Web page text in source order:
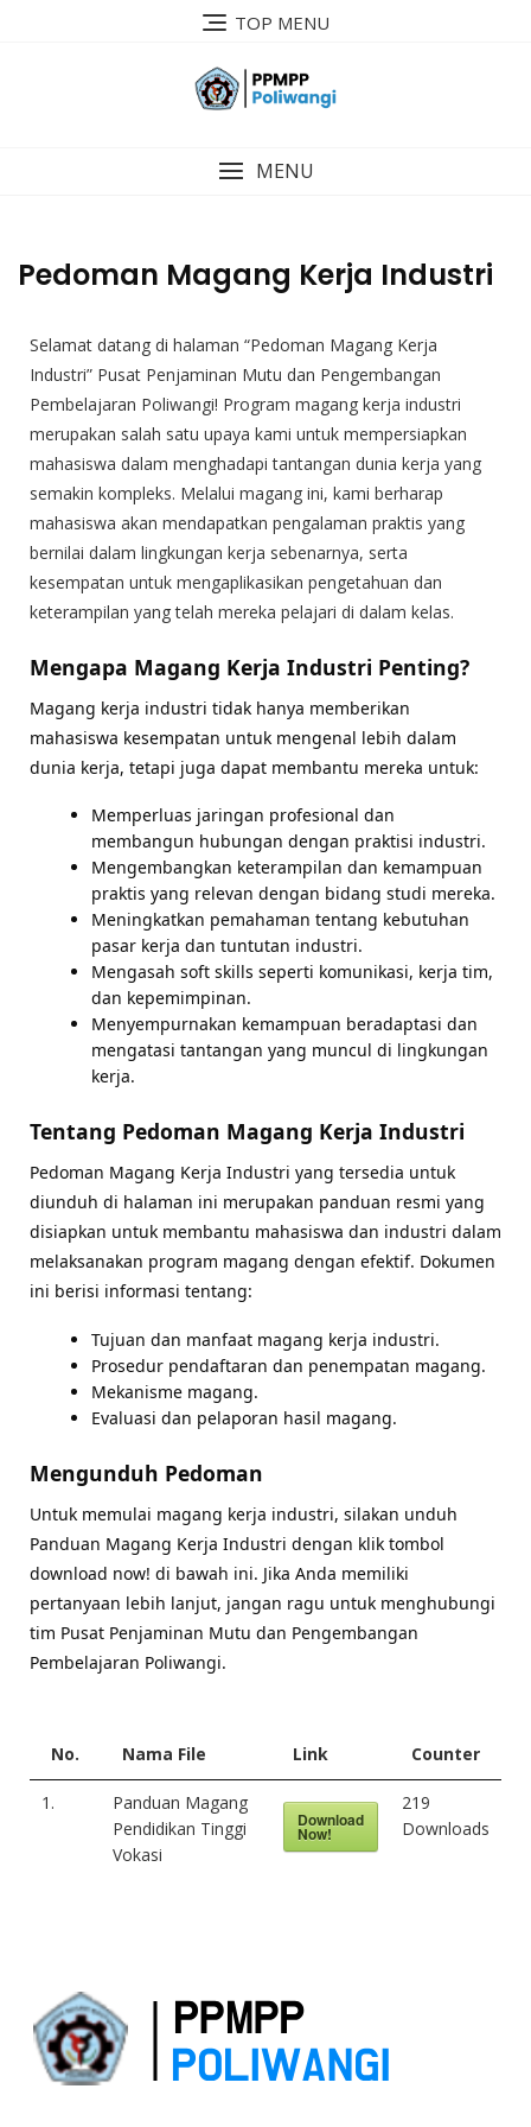
TOP MENU
MENU
Pedoman Magang Kerja Industri
Selamat datang di halaman “Pedoman Magang Kerja
Industri” Pusat Penjaminan Mutu dan Pengembangan
Pembelajaran Poliwangi! Program magang kerja industri
merupakan salah satu upaya kami untuk mempersiapkan
mahasiswa dalam menghadapi tantangan dunia kerja yang
semakin kompleks. Melalui magang ini, kami berharap
mahasiswa akan mendapatkan pengalaman praktis yang
bernilai dalam lingkungan kerja sebenarnya, serta
kesempatan untuk mengaplikasikan pengetahuan dan
keterampilan yang telah mereka pelajari di dalam kelas.
Mengapa Magang Kerja Industri Penting?
Magang kerja industri tidak hanya memberikan
mahasiswa kesempatan untuk mengenal lebih dalam
dunia kerja, tetapi juga dapat membantu mereka untuk:
Memperluas jaringan profesional dan
membangun hubungan dengan praktisi industri.
Mengembangkan keterampilan dan kemampuan
praktis yang relevan dengan bidang studi mereka.
Meningkatkan pemahaman tentang kebutuhan
pasar kerja dan tuntutan industri.
Mengasah soft skills seperti komunikasi, kerja tim,
dan kepemimpinan.
Menyempurnakan kemampuan beradaptasi dan
mengatasi tantangan yang muncul di lingkungan
kerja.
Tentang Pedoman Magang Kerja Industri
Pedoman Magang Kerja Industri yang tersedia untuk
diunduh di halaman ini merupakan panduan resmi yang
disiapkan untuk membantu mahasiswa dan industri dalam
melaksanakan program magang dengan efektif. Dokumen
ini berisi informasi tentang:
Tujuan dan manfaat magang kerja industri.
Prosedur pendaftaran dan penempatan magang.
Mekanisme magang.
Evaluasi dan pelaporan hasil magang.
Mengunduh Pedoman
Untuk memulai magang kerja industri, silakan unduh
Panduan Magang Kerja Industri dengan klik tombol
download now! di bawah ini. Jika Anda memiliki
pertanyaan lebih lanjut, jangan ragu untuk menghubungi
tim Pusat Penjaminan Mutu dan Pengembangan
Pembelajaran Poliwangi.
No. Nama File Link Counter
1.
Panduan Magang
Pendidikan Tinggi
Vokasi
Download
Now!
219
Downloads